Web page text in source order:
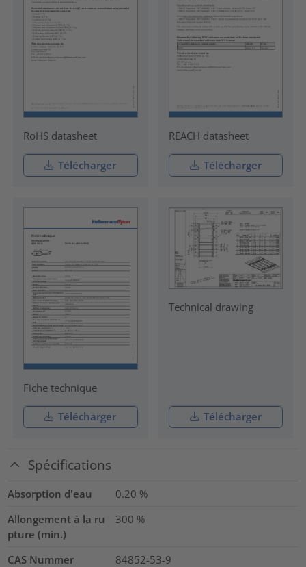
RoHS datasheet
Télécharger
REACH datasheet
Télécharger
Fiche technique
Télécharger
Technical drawing
Télécharger
Spécifications
Absorption d'eau 0.20 %
Allongement à la ru
pture (min.)
300 %
CAS Nummer
84852-53-9